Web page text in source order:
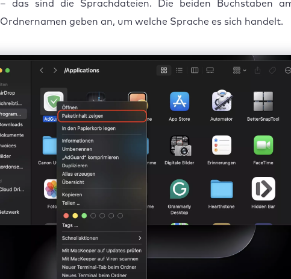
– das sind die Sprachdateien. Die beiden Buchstaben
Ordnernamen geben an, um welche Sprache es sich handelt.